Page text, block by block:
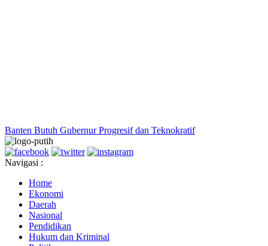
Banten Butuh Gubernur Progresif dan Teknokratif
Navigasi :
Home
Ekonomi
Daerah
Nasional
Pendidikan
Hukum dan Kriminal